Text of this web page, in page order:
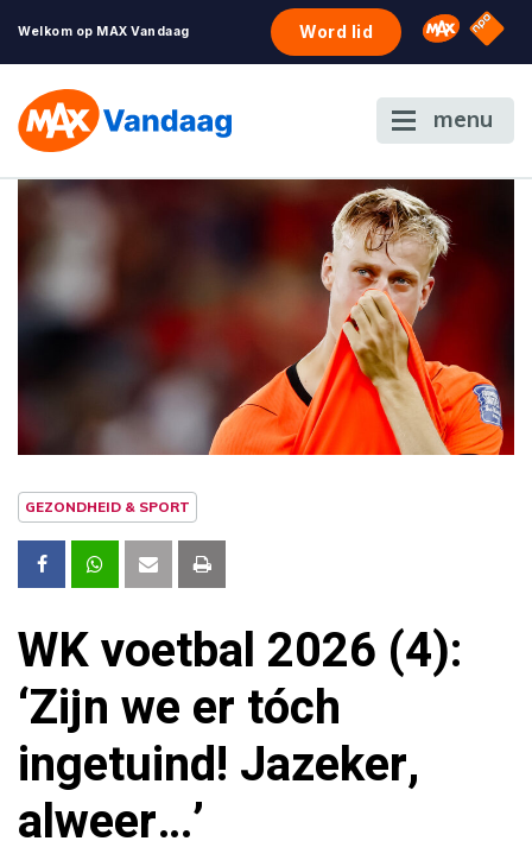
Welkom op MAX Vandaag Word lid Omroep
NPO
menu
GEZONDHEID & SPORT
WK voetbal 2026 (4):
‘Zijn we er tóch
ingetuind! Jazeker,
alweer…’